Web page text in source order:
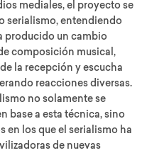
mediales, el proyecto se
serialismo, entendiendo
producido un cambio
composición musical,
la recepción y escucha
reacciones diversas.
no solamente se
base a esta técnica, sino
en los que el serialismo ha
de nuevas